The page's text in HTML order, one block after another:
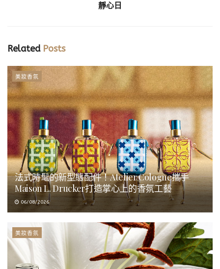
靜心日
RelatedPosts
美妝香氛
法式時髦的新型態配件！Atelier Cologne攜手
Maison L. Drucker打造掌心上的香氛工藝
06/08/2026
美妝香氛